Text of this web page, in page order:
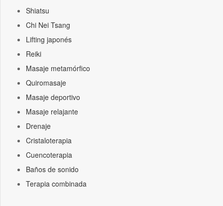
Shiatsu
Chi Nei Tsang
Lifting japonés
Reiki
Masaje metamórfico
Quiromasaje
Masaje deportivo
Masaje relajante
Drenaje
Cristaloterapia
Cuencoterapia
Baños de sonido
Terapia combinada